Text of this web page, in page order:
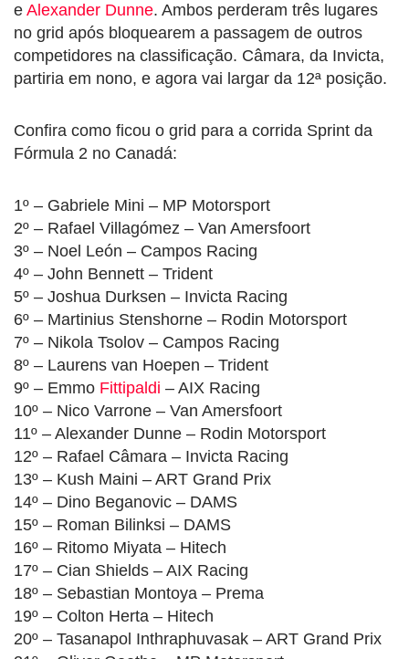
e Alexander Dunne. Ambos perderam três lugares
no grid após bloquearem a passagem de outros
competidores na classificação. Câmara, da Invicta,
partiria em nono, e agora vai largar da 12ª posição.
Confira como ficou o grid para a corrida Sprint da
Fórmula 2 no Canadá:
1º – Gabriele Mini – MP Motorsport
2º – Rafael Villagómez – Van Amersfoort
3º – Noel León – Campos Racing
4º – John Bennett – Trident
5º – Joshua Durksen – Invicta Racing
6º – Martinius Stenshorne – Rodin Motorsport
7º – Nikola Tsolov – Campos Racing
8º – Laurens van Hoepen – Trident
9º – Emmo Fittipaldi – AIX Racing
10º – Nico Varrone – Van Amersfoort
11º – Alexander Dunne – Rodin Motorsport
12º – Rafael Câmara – Invicta Racing
13º – Kush Maini – ART Grand Prix
14º – Dino Beganovic – DAMS
15º – Roman Bilinksi – DAMS
16º – Ritomo Miyata – Hitech
17º – Cian Shields – AIX Racing
18º – Sebastian Montoya – Prema
19º – Colton Herta – Hitech
20º – Tasanapol Inthraphuvasak – ART Grand Prix